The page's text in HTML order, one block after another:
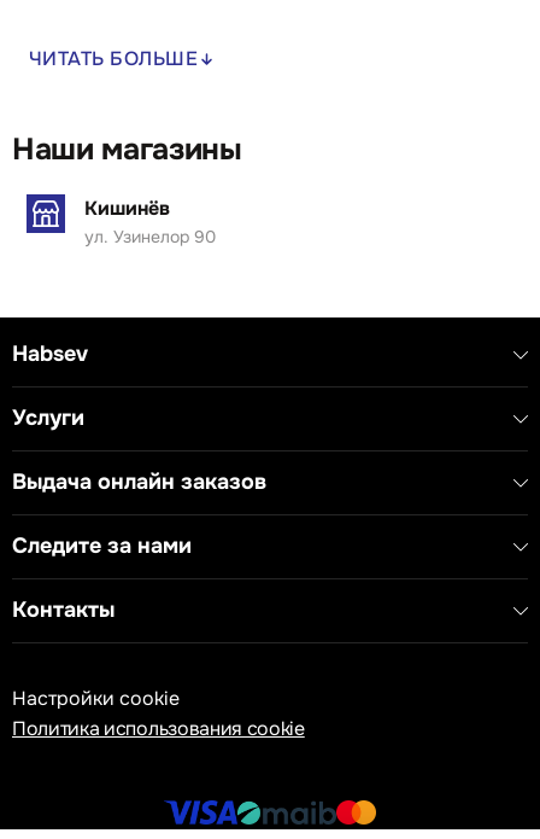
быстро и эффективно заряжать устройства, экономя
интерьер, что делает её подходящей для офисов,
гостиных или коммерческих помещений.
ЧИТАТЬ БОЛЬШЕ
Наши магазины
Кишинёв
ул. Узинелор 90
Habsev
Услуги
Выдача онлайн заказов
Следите за нами
Контакты
Настройки cookie
Политика использования cookie